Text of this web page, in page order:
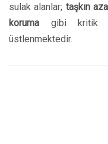
sulak alanlar; taşkın
koruma gibi kritik
üstlenmektedir.